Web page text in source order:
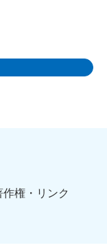
権・リンク